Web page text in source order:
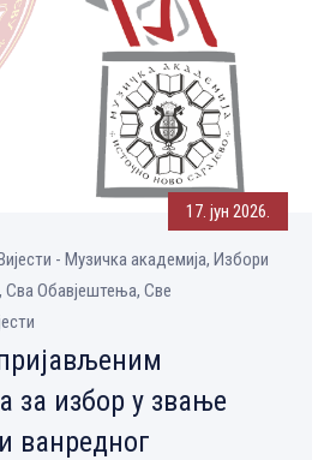
17. јун 2026.
- Музичка aкадемија, Избори
Сва Обавјештења, Све
за избор у звање
ванредног